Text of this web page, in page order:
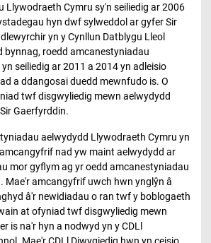
Llywodraeth Cymru sy'n seiliedig ar 2006
hyn dwf sylweddol ar gyfer Sir
yn y Cynllun Datblygu Lleol
bynnag, roedd amcanestyniadau
seiliedig ar 2011 a 2014 yn adleisio
a ddangosai duedd mewnfudo is. O
twf disgwyliedig mewn aelwydydd
Gaerfyrddin.
aelwydydd Llywodraeth Cymru yn
nad yw maint aelwydydd ar
mor gyflym ag yr oedd amcanestyniadau
Mae'r amcangyfrif uwch hwn ynglŷn â
â'r newidiadau o ran twf y boblogaeth
at ofyniad twf disgwyliedig mewn
is na'r hyn a nodwyd yn y CDLl